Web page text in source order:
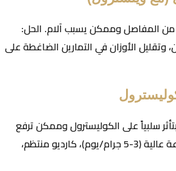
من المفاصل وممكن يسبب آلام. الحل:
وتقليل الأوزان في التمارين الضاغطة على
سلبياً على الكوليسترول وممكن ترفع
ضغط الدم. أوميجا 3 بجرعة عالية (3-5 جرام/يوم)، كارديو منتظم،